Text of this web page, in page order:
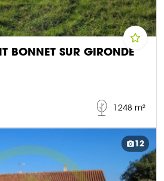
BONNET SUR GIRONDE
1248 m²
12